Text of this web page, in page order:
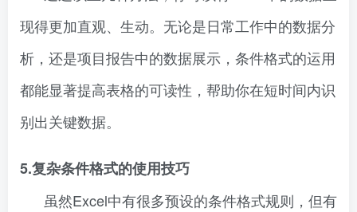
现得更加直观、生动。无论是日常工作中的数据分
析，还是项目报告中的数据展示，条件格式的运用
都能显著提高表格的可读性，帮助你在短时间内识
别出关键数据。
5.复杂条件格式的使用技巧
虽然Excel中有很多预设的条件格式规则，但有